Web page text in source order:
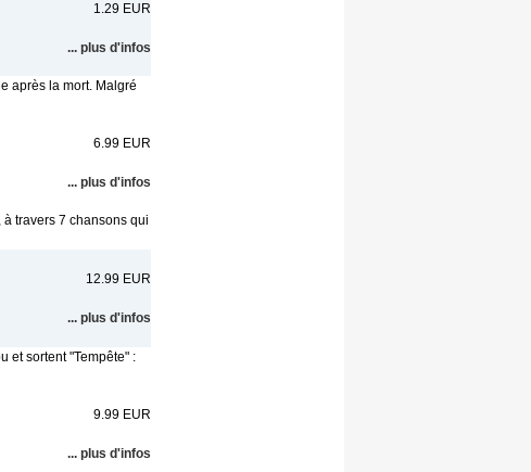
1.29 EUR
... plus d'infos
après la mort. Malgré
6.99 EUR
... plus d'infos
travers 7 chansons qui
12.99 EUR
... plus d'infos
et sortent "Tempête" :
9.99 EUR
... plus d'infos